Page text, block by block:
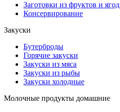
Заготовки из фруктов и ягод
Консервирование
Закуски
Бутерброды
Горячие закуски
Закуски из мяса
Закуски из рыбы
Закуски холодные
Молочные продукты домашние